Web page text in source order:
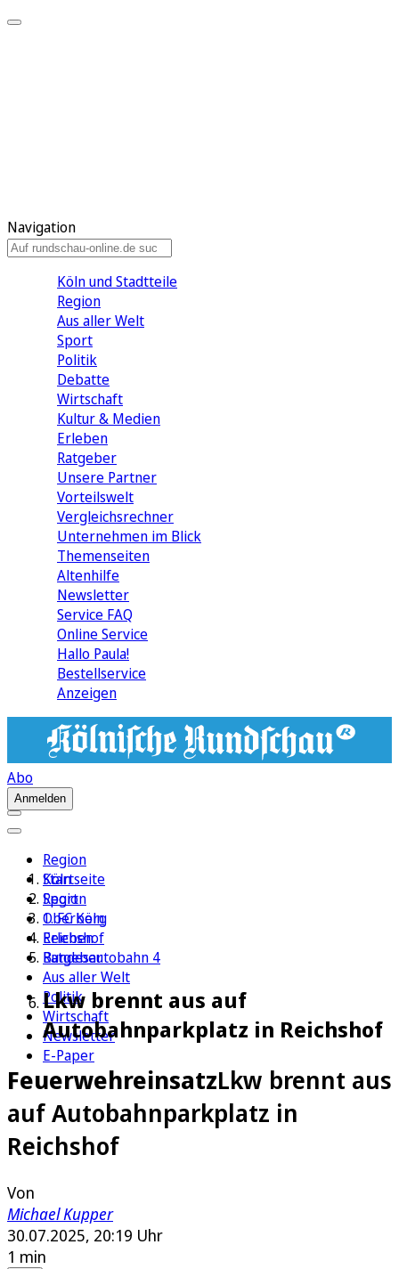
Navigation
Köln und Stadtteile
Region
Aus aller Welt
Sport
Politik
Debatte
Wirtschaft
Kultur & Medien
Erleben
Ratgeber
Unsere Partner
Vorteilswelt
Vergleichsrechner
Unternehmen im Blick
Themenseiten
Altenhilfe
Newsletter
Service FAQ
Online Service
Hallo Paula!
Bestellservice
Anzeigen
Abo
Anmelden
Region
Köln
Sport
1. FC Köln
Erleben
Ratgeber
Aus aller Welt
Politik
Wirtschaft
Newsletter
E-Paper
Startseite
Region
Oberberg
Reichshof
Bundesautobahn 4
Lkw brennt aus auf
Autobahnparkplatz in Reichshof
FeuerwehreinsatzLkw brennt aus
auf Autobahnparkplatz in
Reichshof
Von
Michael Kupper
30.07.2025, 20:19 Uhr
1 min